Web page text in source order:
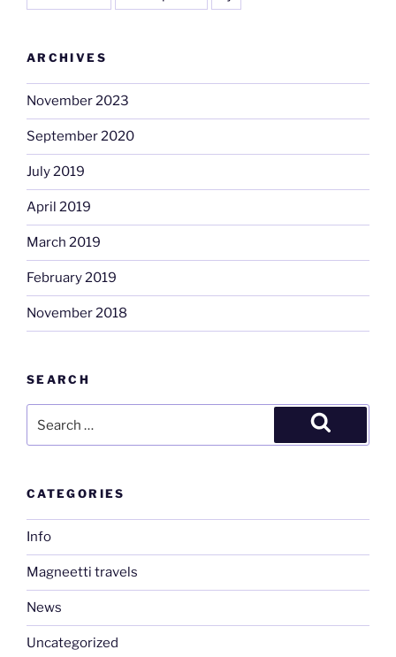
ARCHIVES
November 2023
September 2020
July 2019
April 2019
March 2019
February 2019
November 2018
SEARCH
for:
Search
CATEGORIES
Info
Magneetti travels
News
Uncategorized